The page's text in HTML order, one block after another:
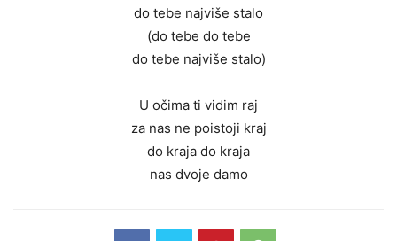
do tebe najviše stalo
(do tebe do tebe
do tebe najviše stalo)
U očima ti vidim raj
za nas ne poistoji kraj
do kraja do kraja
nas dvoje damo